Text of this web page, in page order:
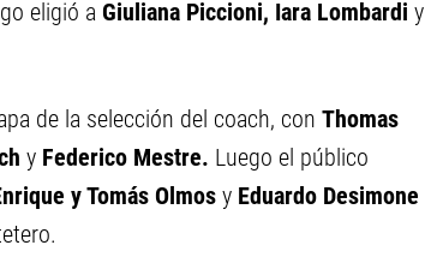
eligió a Giuliana Piccioni, Iara Lombardi y
de la selección del coach, con Thomas
y Federico Mestre. Luego el público
y Tomás Olmos y Eduardo Desimone